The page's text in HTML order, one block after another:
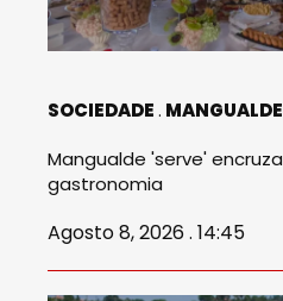
SOCIEDADE MANGUALDE
Mangualde 'serve'
gastronomia
Agosto 8, 2026 . 14:45